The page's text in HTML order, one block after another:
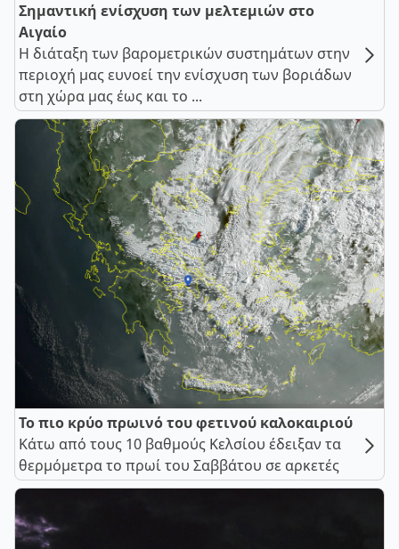
Σημαντική ενίσχυση των μελτεμιών στο
Αιγαίο
Η διάταξη των βαρομετρικών συστημάτων στην
περιοχή μας ευνοεί την ενίσχυση των βοριάδων
στη χώρα μας έως και το ...
Το πιο κρύο πρωινό του φετινού καλοκαιριού
Κάτω από τους 10 βαθμούς Κελσίου έδειξαν τα
θερμόμετρα το πρωί του Σαββάτου σε αρκετές